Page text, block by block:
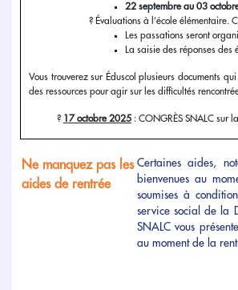
22 septembre au 03
Évaluations à l’école élémentaire.
Les passations seront
La saisie des réponses
Vous trouverez sur Éduscol plusieurs documents
des ressources pour agir sur les difficultés
17 octobre 2025 : CONGRÈS SNALC sur
Ne manquez pas les
aides de rentrée
Certaines aides,
bienvenues au
soumises à
service social de la
SNALC vous
au moment de la